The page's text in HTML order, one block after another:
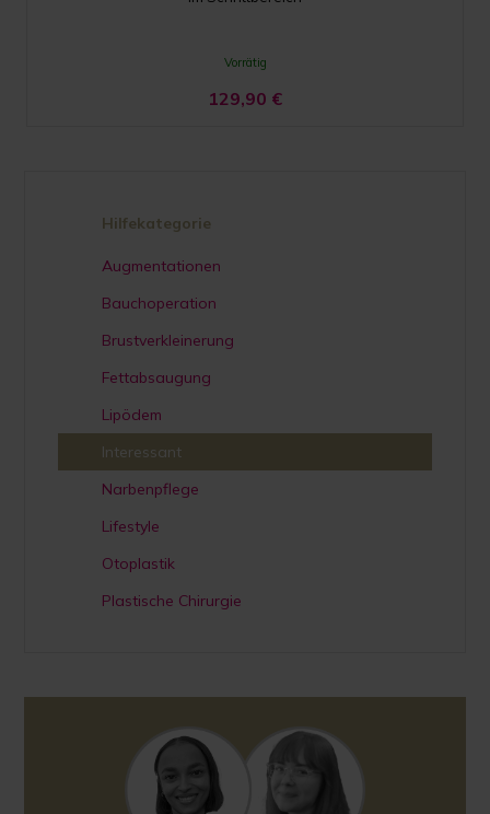
Vorrätig
129,90 €
Hilfekategorie
Augmentationen
Bauchoperation
Brustverkleinerung
Fettabsaugung
Lipödem
Interessant
Narbenpflege
Lifestyle
Otoplastik
Plastische Chirurgie